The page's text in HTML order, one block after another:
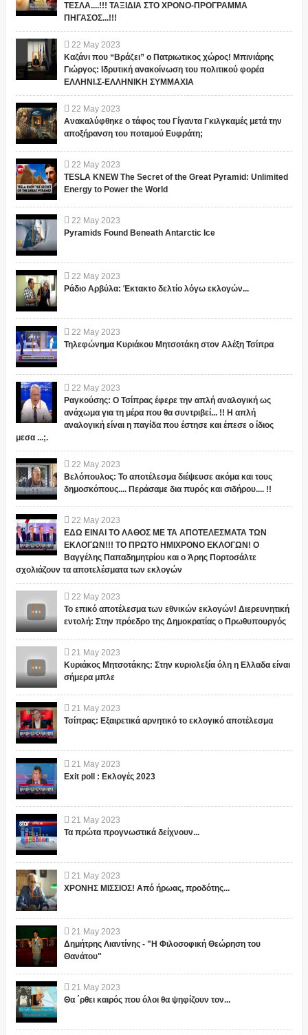
ΤΕΣΛΑ....!!! ΤΑΞΙΔΙΑ ΣΤΟ ΧΡΟΝΟ-ΠΡΟΓΡΑΜΜΑ
ΠΗΓΑΣΟΣ...!!!
22 May 2023
Καζάνι που “Βράζει” ο Πατριωτικος χώρος! Μπινιάρης
Γιώργος: Ιδρυτική ανακοίνωση του πολιτικού φορέα
ΕΛΛΗΝΙ.Σ-ΕΛΛΗΝΙΚΗ ΣΥΜΜΑΧΙΑ
22 May 2023
Ανακαλύφθηκε ο τάφος του Γίγαντα Γκιλγκαμές μετά την
αποξήρανση του ποταμού Ευφράτη;
22 May 2023
TESLA KNEW The Secret of the Great Pyramid: Unlimited
Energy to Power the World
22 May 2023
Pyramids Found Beneath Antarctic Ice
22 May 2023
Ράδιο Αρβύλα: Έκτακτο δελτίο λόγω εκλογών...
22 May 2023
Τηλεφώνημα Κυριάκου Μητσοτάκη στον Αλέξη Τσίπρα
22 May 2023
Ραγκούσης: Ο Τσίπρας έφερε την απλή αναλογική ως
ανάχωμα για τη μέρα που θα συντριβεί... !! Η απλή
αναλογική είναι η παγίδα που έστησε και έπεσε ο ίδιος
μεσα ...;.
22 May 2023
Βελόπουλος: Το αποτέλεσμα διέψευσε ακόμα και τους
δημοσκόπους.... Περάσαμε δια πυρός και σιδήρου.... !!
22 May 2023
ΕΔΩ ΕΙΝΑΙ ΤΟ ΛΑΘΟΣ ΜΕ ΤΑ ΑΠΟΤΕΛΕΣΜΑΤΑ ΤΩΝ
ΕΚΛΟΓΩΝ!!! ΤΟ ΠΡΩΤΟ ΗΜΙΧΡΟΝΟ ΕΚΛΟΓΩΝ! Ο
Βαγγέλης Παπαδημητρίου και ο Άρης Πορτοσάλτε
σχολιάζουν τα αποτελέσματα των εκλογών
22 May 2023
Το επικό αποτέλεσμα των εθνικών εκλογών! Διερευνητική
εντολή: Στην πρόεδρο της Δημοκρατίας ο Πρωθυπουργός
21 May 2023
Κυριάκος Μητσοτάκης: Στην κυριολεξία όλη η Ελλαδα είναι
σήμερα μπλε
21 May 2023
Τσίπρας: Εξαιρετικά αρνητικό το εκλογικό αποτέλεσμα
21 May 2023
Exit poll : Εκλογές 2023
21 May 2023
Τα πρώτα προγνωστικά δείχνουν...
21 May 2023
ΧΡΟΝΗΣ ΜΙΣΣΙΟΣ! Από ήρωας, προδότης...
21 May 2023
Δημήτρης Λιαντίνης - "Η Φιλοσοφική Θεώρηση του
Θανάτου"
21 May 2023
Θα ΄ρθει καιρός που όλοι θα ψηφίζουν τον...